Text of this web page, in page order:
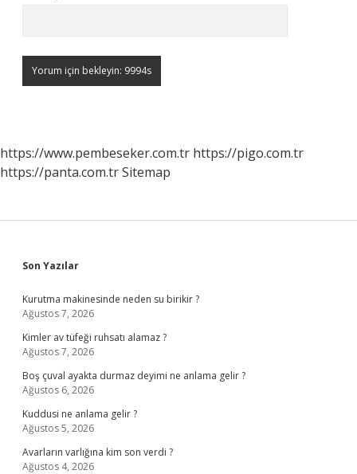
https://www.pembeseker.com.tr https://pigo.com.tr
https://panta.com.trSitemap
Sidebar
Son Yazılar
Kurutma makinesinde neden su birikir ?
Ağustos 7, 2026
Kimler av tüfeği ruhsatı alamaz ?
Ağustos 7, 2026
Boş çuval ayakta durmaz deyimi ne anlama gelir ?
Ağustos 6, 2026
Kuddusi ne anlama gelir ?
Ağustos 5, 2026
Avarların varlığına kim son verdi ?
Ağustos 4, 2026